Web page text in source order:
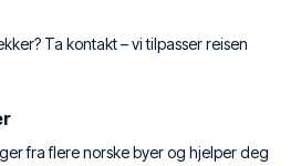
Ta kontakt – vi tilpasser reisen
fra flere norske byer og hjelper deg